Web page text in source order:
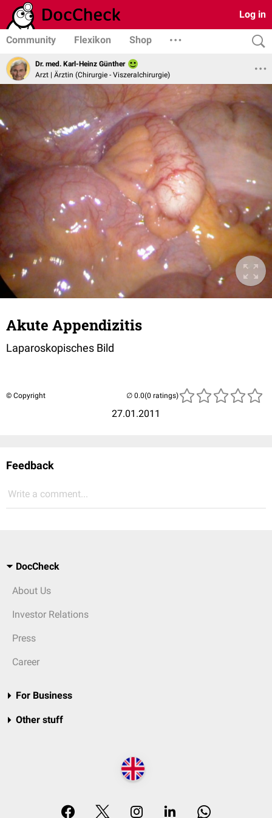
Log in
Community Flexikon Shop
Dr. med. Karl-Heinz Günther
Arzt | Ärztin (Chirurgie - Viszeralchirurgie)
Akute Appendizitis
Laparoskopisches Bild
© Copyright
27.01.2011
(0 ratings)
Feedback
Write a comment...
DocCheck
About Us
Investor Relations
Press
Career
For Business
Other stuff